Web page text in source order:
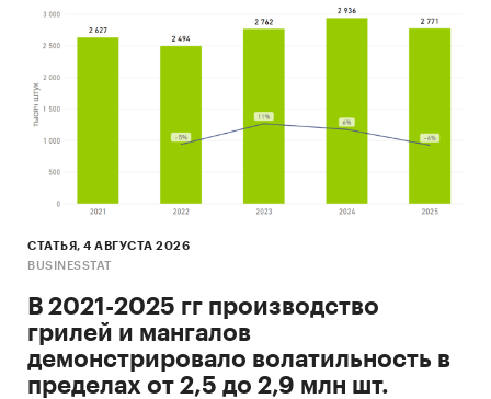
СТАТЬЯ, 4 АВГУСТА 2026
BUSINESSTAT
В 2021-2025 гг производство
грилей и мангалов
демонстрировало волатильность в
пределах от 2,5 до 2,9 млн шт.